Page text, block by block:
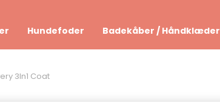
Hundefoder Badekåber / Håndklæder
3In1 Coat